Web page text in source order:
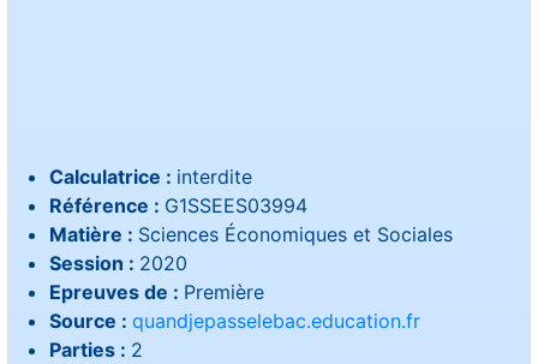
Calculatrice : interdite
Référence : G1SSEES03994
Matière : Sciences Économiques et Sociales
Session : 2020
Epreuves de : Première
Source : quandjepasselebac.education.fr
Parties : 2